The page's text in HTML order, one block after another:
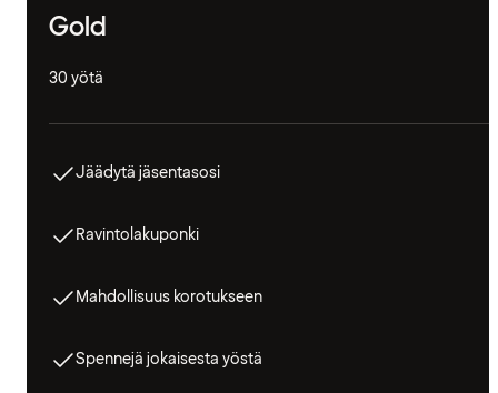
Gold
30 yötä
Jäädytä jäsentasosi
Ravintolakuponki
Mahdollisuus korotukseen
Spennejä jokaisesta yöstä